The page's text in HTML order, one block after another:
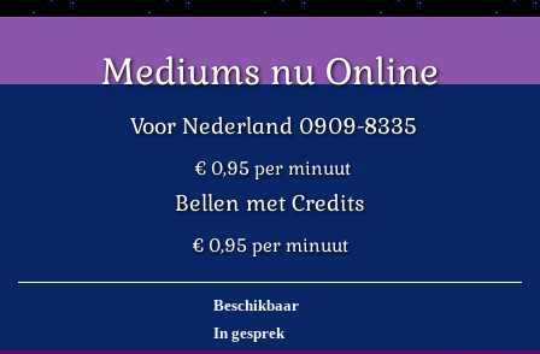
Mediums nu Online
Voor Nederland 0909-8335
€ 0,95 per minuut
Bellen met Credits
€ 0,95 per minuut
Beschikbaar
In gesprek